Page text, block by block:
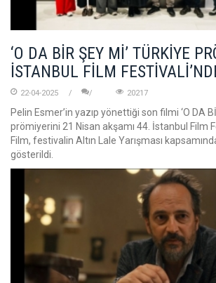
‘O DA BİR ŞEY Mİ’ TÜRKİYE
İSTANBUL FİLM
22-04-2025 20217
Pelin Esmer’in yazıp yönettiği son filmi ‘O DA
prömiyerini 21 Nisan akşamı 44. İstanbul Film
Film, festivalin Altın Lale Yarışması
gösterildi.